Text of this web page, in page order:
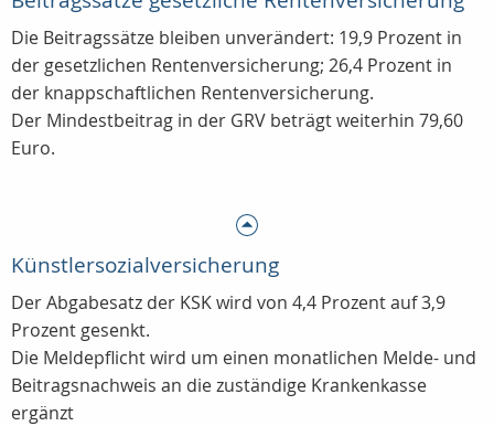
Die Beitragssätze bleiben unverändert: 19,9 Prozent in
der gesetzlichen Rentenversicherung; 26,4 Prozent in
der knappschaftlichen Rentenversicherung.
Der Mindestbeitrag in der GRV beträgt weiterhin 79,60
Euro.
Künstlersozialversicherung
Der Abgabesatz der KSK wird von 4,4 Prozent auf 3,9
Prozent gesenkt.
Die Meldepflicht wird um einen monatlichen Melde- und
Beitragsnachweis an die zuständige Krankenkasse
ergänzt